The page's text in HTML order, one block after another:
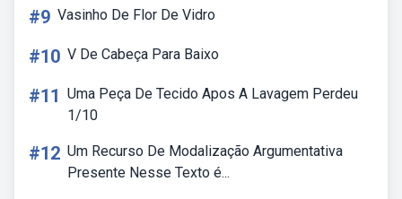
#9 Vasinho De Flor De Vidro
#10 V De Cabeça Para Baixo
#11 Uma Peça De Tecido Apos A Lavagem Perdeu
1/10
#12 Um Recurso De Modalização Argumentativa
Presente Nesse Texto é...